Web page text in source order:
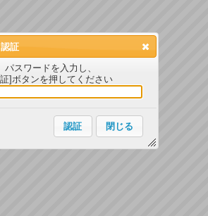
証
パスワードを入力し、
]ボタンを押してください
認証 閉じる